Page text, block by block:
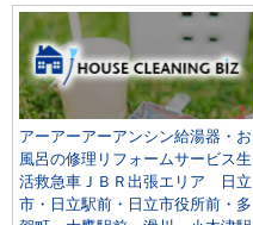
アーアーアーアンシン給湯器・お
風呂の修理リフォームサービス生
活救急車ＪＢＲ出張エリア 日立
市・日立駅前・日立市役所前・多